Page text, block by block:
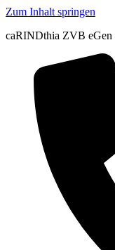
Zum Inhalt springen
caRINDthia ZVB eGen